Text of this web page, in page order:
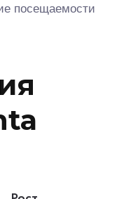
посещаемости